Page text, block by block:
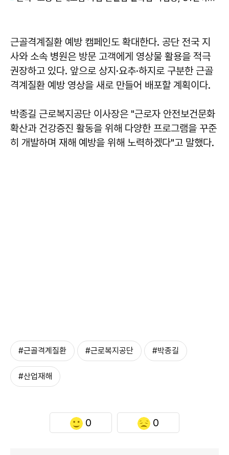
근골격계질환 예방 캠페인도 확대한다. 공단 전국 지
사와 소속 병원은 방문 고객에게 영상물 활용을 적극
권장하고 있다. 앞으로 상지·요추·하지로 구분한 근골
격계질환 예방 영상을 새로 만들어 배포할 계획이다.
박종길 근로복지공단 이사장은 "근로자 안전보건문화
확산과 건강증진 활동을 위해 다양한 프로그램을 꾸준
히 개발하며 재해 예방을 위해 노력하겠다"고 말했다.
#근골격계질환 #근로복지공단 #박종길
#산업재해
0 0